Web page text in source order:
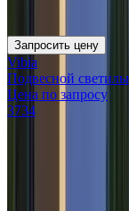
Запросить цену
Vibia
Подвесной
Цена по запросу
3734